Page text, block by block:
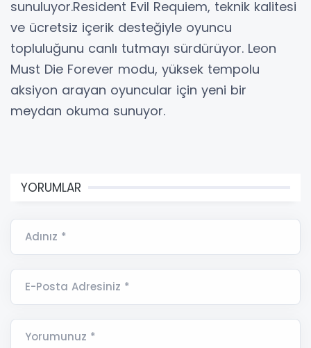
sunuluyor.Resident Evil Requiem, teknik kalitesi
ve ücretsiz içerik desteğiyle oyuncu
topluluğunu canlı tutmayı sürdürüyor. Leon
Must Die Forever modu, yüksek tempolu
aksiyon arayan oyuncular için yeni bir
meydan okuma sunuyor.
YORUMLAR
Adınız *
E-Posta Adresiniz *
Yorumunuz *